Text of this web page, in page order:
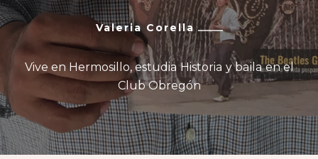
Valeria Corella
Vive en Hermosillo, estudia Historia y baila en el
Club Obregón